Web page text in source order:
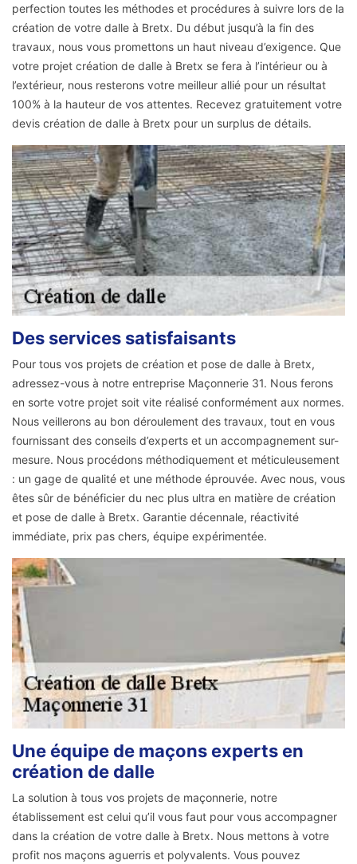
perfection toutes les méthodes et procédures à suivre lors de la
création de votre dalle à Bretx. Du début jusqu’à la fin des
travaux, nous vous promettons un haut niveau d’exigence. Que
votre projet création de dalle à Bretx se fera à l’intérieur ou à
l’extérieur, nous resterons votre meilleur allié pour un résultat
100% à la hauteur de vos attentes. Recevez gratuitement votre
devis création de dalle à Bretx pour un surplus de détails.
Des services satisfaisants
Pour tous vos projets de création et pose de dalle à Bretx,
adressez-vous à notre entreprise Maçonnerie 31. Nous ferons
en sorte votre projet soit vite réalisé conformément aux normes.
Nous veillerons au bon déroulement des travaux, tout en vous
fournissant des conseils d’experts et un accompagnement sur-
mesure. Nous procédons méthodiquement et méticuleusement
: un gage de qualité et une méthode éprouvée. Avec nous, vous
êtes sûr de bénéficier du nec plus ultra en matière de création
et pose de dalle à Bretx. Garantie décennale, réactivité
immédiate, prix pas chers, équipe expérimentée.
Une équipe de maçons experts en
création de dalle
La solution à tous vos projets de maçonnerie, notre
établissement est celui qu’il vous faut pour vous accompagner
dans la création de votre dalle à Bretx. Nous mettons à votre
profit nos maçons aguerris et polyvalents. Vous pouvez